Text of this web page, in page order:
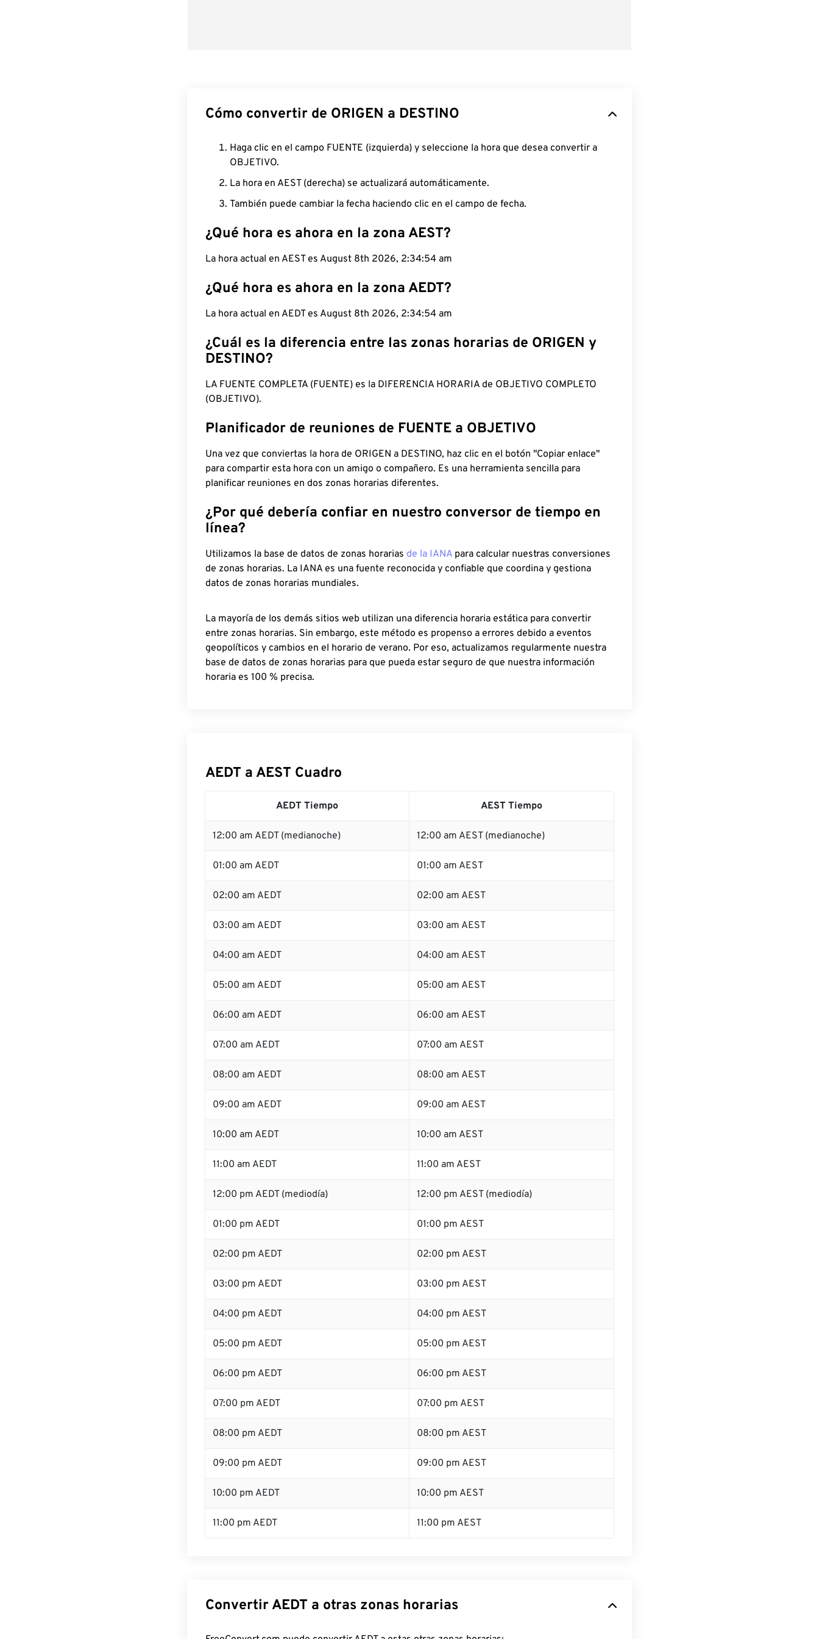
Cómo convertir de ORIGEN a DESTINO
Haga clic en el campo FUENTE (izquierda) y seleccione la hora que desea convertir a
OBJETIVO.
La hora en AEST (derecha) se actualizará automáticamente.
También puede cambiar la fecha haciendo clic en el campo de fecha.
¿Qué hora es ahora en la zona AEST?
La hora actual en AEST es August 8th 2026, 2:34:54 am
¿Qué hora es ahora en la zona AEDT?
La hora actual en AEDT es August 8th 2026, 2:34:54 am
¿Cuál es la diferencia entre las zonas horarias de ORIGEN y
DESTINO?
LA FUENTE COMPLETA (FUENTE) es la DIFERENCIA HORARIA de OBJETIVO COMPLETO
(OBJETIVO).
Planificador de reuniones de FUENTE a OBJETIVO
Una vez que conviertas la hora de ORIGEN a DESTINO, haz clic en el botón "Copiar enlace"
para compartir esta hora con un amigo o compañero. Es una herramienta sencilla para
planificar reuniones en dos zonas horarias diferentes.
¿Por qué debería confiar en nuestro conversor de tiempo en
línea?
Utilizamos la base de datos de zonas horarias de la IANA para calcular nuestras conversiones
de zonas horarias. La IANA es una fuente reconocida y confiable que coordina y gestiona
datos de zonas horarias mundiales.
La mayoría de los demás sitios web utilizan una diferencia horaria estática para convertir
entre zonas horarias. Sin embargo, este método es propenso a errores debido a eventos
geopolíticos y cambios en el horario de verano. Por eso, actualizamos regularmente nuestra
base de datos de zonas horarias para que pueda estar seguro de que nuestra información
horaria es 100 % precisa.
AEDT a AEST Cuadro
AEDT Tiempo AEST Tiempo
12:00 am AEDT (medianoche) 12:00 am AEST (medianoche)
01:00 am AEDT 01:00 am AEST
02:00 am AEDT 02:00 am AEST
03:00 am AEDT 03:00 am AEST
04:00 am AEDT 04:00 am AEST
05:00 am AEDT 05:00 am AEST
06:00 am AEDT 06:00 am AEST
07:00 am AEDT 07:00 am AEST
08:00 am AEDT 08:00 am AEST
09:00 am AEDT 09:00 am AEST
10:00 am AEDT 10:00 am AEST
11:00 am AEDT 11:00 am AEST
12:00 pm AEDT (mediodía) 12:00 pm AEST (mediodía)
01:00 pm AEDT 01:00 pm AEST
02:00 pm AEDT 02:00 pm AEST
03:00 pm AEDT 03:00 pm AEST
04:00 pm AEDT 04:00 pm AEST
05:00 pm AEDT 05:00 pm AEST
06:00 pm AEDT 06:00 pm AEST
07:00 pm AEDT 07:00 pm AEST
08:00 pm AEDT 08:00 pm AEST
09:00 pm AEDT 09:00 pm AEST
10:00 pm AEDT 10:00 pm AEST
11:00 pm AEDT 11:00 pm AEST
Convertir AEDT a otras zonas horarias